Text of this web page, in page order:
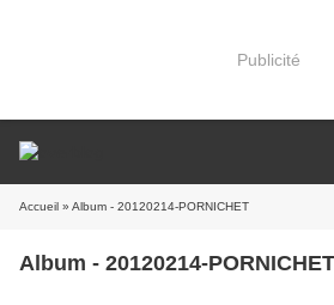
Publicité
Accueil » Album - 20120214-PORNICHET
Album - 20120214-PORNICHET